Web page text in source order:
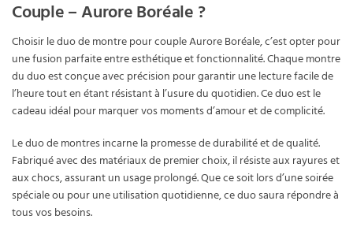
Couple – Aurore Boréale ?
Choisir le duo de montre pour couple Aurore Boréale, c’est opter pour
une fusion parfaite entre esthétique et fonctionnalité. Chaque montre
du duo est conçue avec précision pour garantir une lecture facile de
l’heure tout en étant résistant à l’usure du quotidien. Ce duo est le
cadeau idéal pour marquer vos moments d’amour et de complicité.
Le duo de montres incarne la promesse de durabilité et de qualité.
Fabriqué avec des matériaux de premier choix, il résiste aux rayures et
aux chocs, assurant un usage prolongé. Que ce soit lors d’une soirée
spéciale ou pour une utilisation quotidienne, ce duo saura répondre à
tous vos besoins.